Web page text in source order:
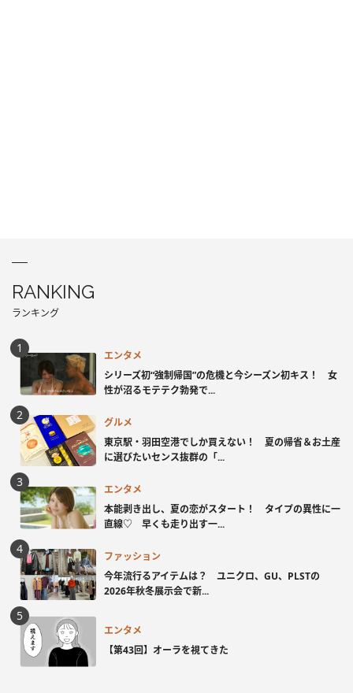
RANKING
ランキング
エンタメ
シリーズ初“強制帰国”の危機と今シーズン初キス！ 女
性が沼るモテテク勃発で...
グルメ
東京駅・羽田空港でしか買えない！ 夏の帰省＆お土産
に選びたいセンス抜群の「...
エンタメ
本能剥き出し、夏の恋がスタート！ タイプの異性に一
直線♡ 早くも走り出す一...
ファッション
今年流行るアイテムは？ ユニクロ、GU、PLSTの
2026年秋冬展示会で新...
エンタメ
【第43回】オーラを視てきた